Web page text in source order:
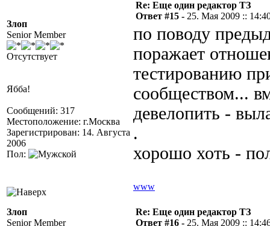
Злоп
Senior Member
Отсутствует
Ябба!
Сообщений: 317
Местоположение: г.Москва
Зарегистрирован: 14. Августа
2006
Пол:
Re: Еще один редактор ТЗ
Ответ #15 - 25. Мая 2009 ::
по поводу
поражает
тестированию
сообществом...
девелопить -
.
хорошо хоть -
www
Злоп
Senior Member
Re: Еще один редактор ТЗ
Ответ #16 - 25. Мая 2009 ::